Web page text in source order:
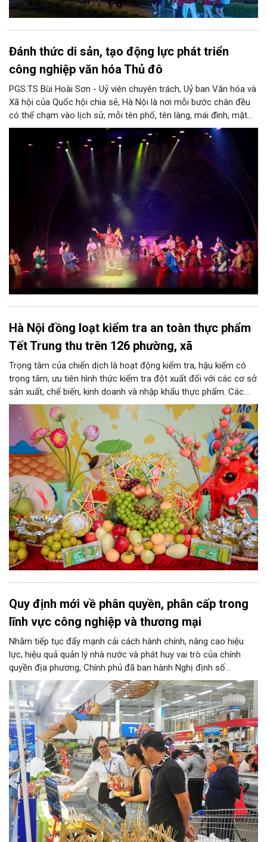
Đánh thức di sản, tạo động lực phát triển
công nghiệp văn hóa Thủ đô
PGS.TS Bùi Hoài Sơn - Uỷ viên chuyên trách, Uỷ ban Văn hóa và
Xã hội của Quốc hội chia sẻ, Hà Nội là nơi mỗi bước chân đều
có thể chạm vào lịch sử, mỗi tên phố, tên làng, mái đình, mặt
hồ, nếp nhà, câu hát, món ăn, làn điệu, nghề thủ công đều có
thể kể một câu chuyện về chiều sâu văn hiến của dân tộc.
Nhưng trong kỷ nguyên mới, câu hỏi đặt ra không chỉ Hà Nội có
bao nhiêu di sản, bao nhiêu văn nghệ sĩ, trí thức, không gian ký
ức, mà là làm thế nào để những giá trị ấy trở thành nguồn lực
phát triển, thành sức mạnh mềm, thành động lực sáng tạo,
thành năng lực cạnh tranh của Thủ đô.
Hà Nội đồng loạt kiểm tra an toàn thực phẩm
Tết Trung thu trên 126 phường, xã
Trọng tâm của chiến dịch là hoạt động kiểm tra, hậu kiểm có
trọng tâm, ưu tiên hình thức kiểm tra đột xuất đối với các cơ sở
sản xuất, chế biến, kinh doanh và nhập khẩu thực phẩm. Các
nhóm mặt hàng tiêu thụ mạnh như bánh Trung thu, bánh mứt
kẹo, rượu, bia, nước giải khát, phụ gia thực phẩm...
Quy định mới về phân quyền, phân cấp trong
lĩnh vực công nghiệp và thương mại
Nhằm tiếp tục đẩy mạnh cải cách hành chính, nâng cao hiệu
lực, hiệu quả quản lý nhà nước và phát huy vai trò của chính
quyền địa phương, Chính phủ đã ban hành Nghị định số
146/2025/NĐ-CP ngày 12/6/2025 quy định về phân quyền, phân
cấp trong lĩnh vực công nghiệp và thương mại. Trong đó, lĩnh
vực bảo vệ quyền lợi người tiêu dùng có nhiều nội dung quan
trọng được phân cấp cho địa phương, góp phần đưa hoạt động
hỗ trợ người tiêu dùng đến gần người dân hơn.